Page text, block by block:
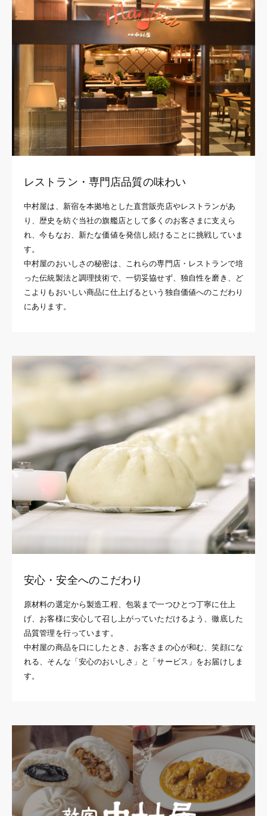
レストラン・専門店品質の味わい
中村屋は、新宿を本拠地とした直営販売店やレストランがあ
り、歴史を紡ぐ当社の旗艦店として多くのお客さまに支えら
れ、今もなお、新たな価値を発信し続けることに挑戦していま
す。
中村屋のおいしさの秘密は、これらの専門店・レストランで培
った伝統製法と調理技術で、一切妥協せず、独自性を磨き、ど
こよりもおいしい商品に仕上げるという独自価値へのこだわり
にあります。
安心・安全へのこだわり
原材料の選定から製造工程、包装まで一つひとつ丁寧に仕上
げ、お客様に安心して召し上がっていただけるよう、徹底した
品質管理を行っています。
中村屋の商品を口にしたとき、お客さまの心が和む、笑顔にな
れる、そんな「安心のおいしさ」と「サービス」をお届けしま
す。